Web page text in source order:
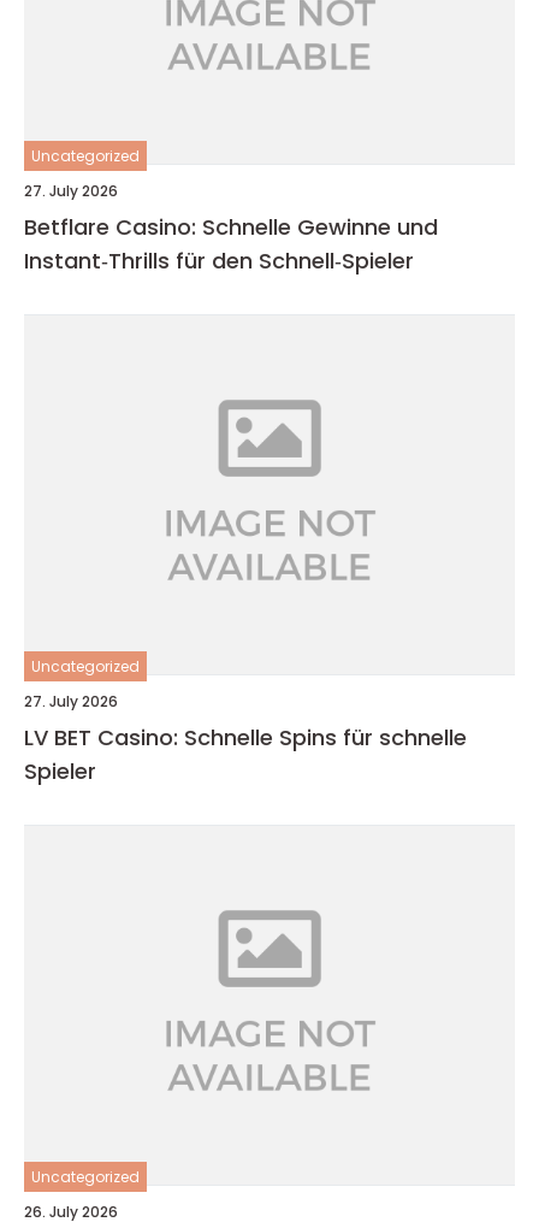
Uncategorized
27. July 2026
Betflare Casino: Schnelle Gewinne und
Instant‑Thrills für den Schnell‑Spieler
Uncategorized
27. July 2026
LV BET Casino: Schnelle Spins für schnelle
Spieler
Uncategorized
26. July 2026